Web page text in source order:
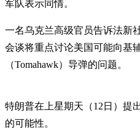
军队表示同情。
一名乌克兰高级官员告诉法新
会谈将重点讨论美国可能向基
（Tomahawk）导弹的问题。
特朗普在上星期天（12日）提
的可能性。